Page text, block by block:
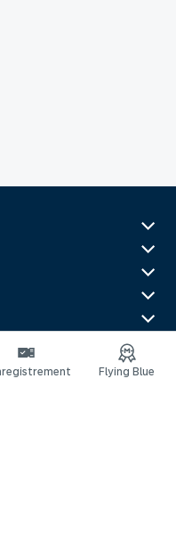
Flying Blue